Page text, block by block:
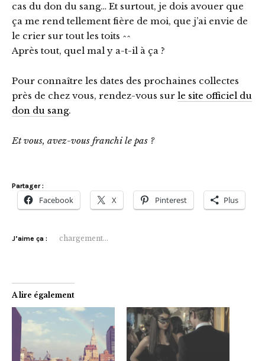
cas du don du sang… Et surtout, je dois avouer que
ça me rend tellement fière de moi, que j’ai envie de
le crier sur tout les toits ^^
Après tout, quel mal y a-t-il à ça ?
Pour connaître les dates des prochaines collectes
près de chez vous, rendez-vous sur le site officiel du
don du sang.
Et vous, avez-vous franchi le pas ?
Partager :
Facebook X Pinterest Plus
J’aime ça : chargement…
A lire également